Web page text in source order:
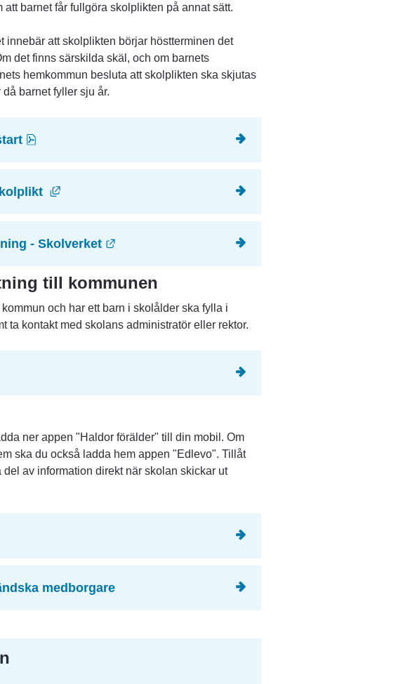
att barnet får fullgöra skolplikten på annat sätt.
innebär att skolplikten börjar höstterminen det
det finns särskilda skäl, och om barnets
hemkommun besluta att skolplikten ska skjutas
barnet fyller sju år.
Länk till annan webbplats, öppnas i nytt fönster.
- Skolverket Länk till annan webbplats.
till kommunen
och har ett barn i skolålder ska fylla i
ta kontakt med skolans administratör eller rektor.
ner appen "Haldor förälder" till din mobil. Om
ska du också ladda hem appen "Edlevo". Tillåt
av information direkt när skolan skickar ut
medborgare